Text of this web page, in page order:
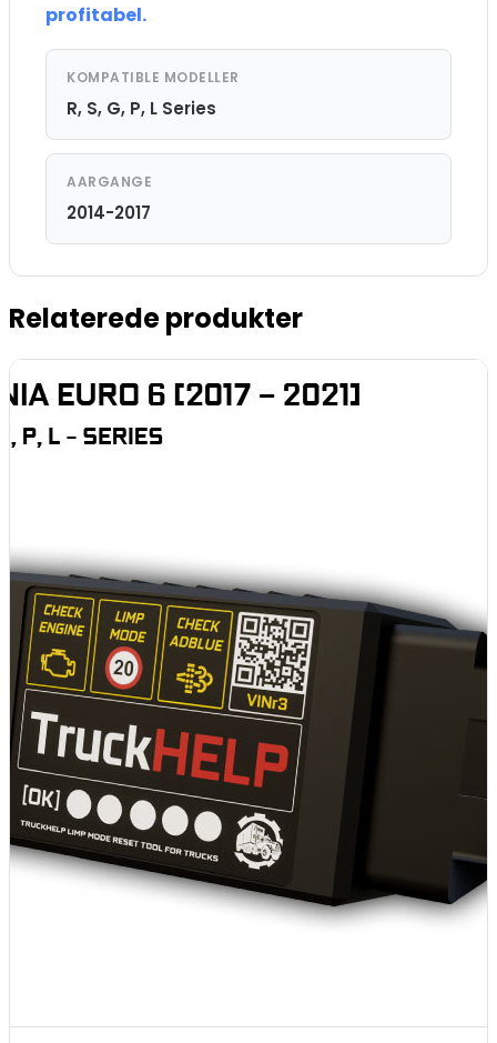
profitabel.
KOMPATIBLE MODELLER
R, S, G, P, L Series
AARGANGE
2014-2017
Relaterede produkter